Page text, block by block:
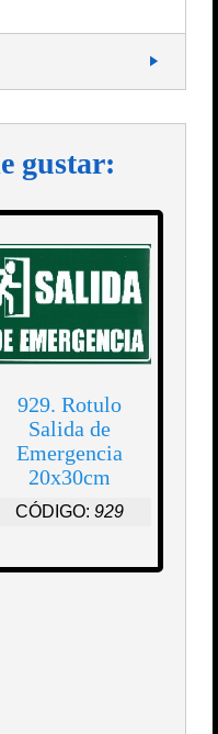
gustar:
929. Rotulo
Salida de
Emergencia
20x30cm
CÓDIGO: 929